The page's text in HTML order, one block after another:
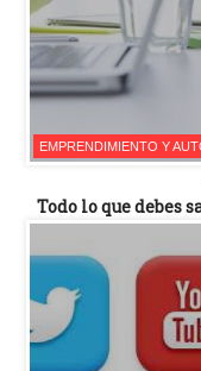
EMPRENDIMIENTO Y
Todo lo que debes